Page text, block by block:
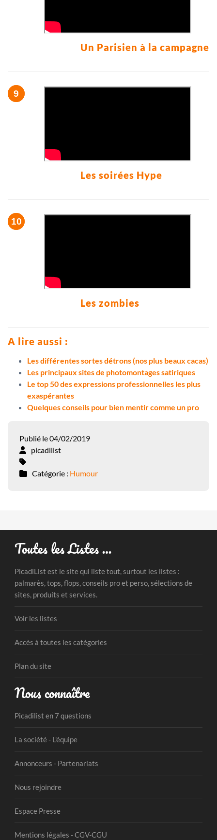
Un Parisien à la campagne
Les soirées Hype
Les zombies
A lire aussi :
Les différentes sortes détrons (nos plus beaux cacas)
Les principaux sites de photomontages satiriques
Le top 50 des expressions professionnelles les plus
exaspérantes
Quelques conseils pour bien mentir comme un pro
Publié le 04/02/2019
picadilist
Catégorie : Humour
Toutes les Listes …
PicadiList est le site qui liste tout, surtout les listes :
palmarès, tops, flops, conseils pro et perso, sélections de
sites, produits et services.
Voir les listes
Accès à toutes les catégories
Plan du site
Nous connaître
Picadilist en 7 questions
La société - L'équipe
Annonceurs - Partenariats
Nous rejoindre
Espace Presse
Mentions légales - CGV-CGU